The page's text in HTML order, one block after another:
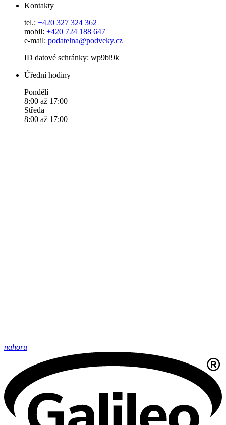
Kontakty
tel.: +420 327 324 362
mobil: +420 724 188 647
e-mail: podatelna@podveky.cz
ID datové schránky: wp9bi9k
Úřední hodiny
Pondělí
8:00 až 17:00
Středa
8:00 až 17:00
nahoru